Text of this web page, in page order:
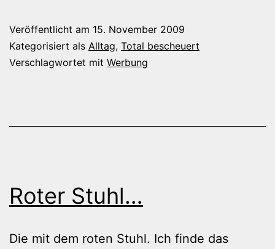
Veröffentlicht am 15. November 2009
Kategorisiert als Alltag, Total bescheuert
Verschlagwortet mit Werbung
Roter Stuhl…
Die mit dem roten Stuhl. Ich finde das